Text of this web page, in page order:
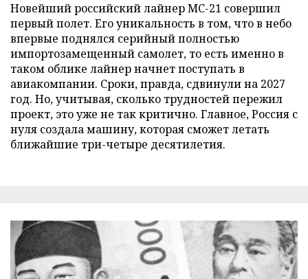
Новейший российский лайнер МС-21 совершил
первый полет. Его уникальность в том, что в небо
впервые поднялся серийный полностью
импортозамещенный самолет, то есть именно в
таком облике лайнер начнет поступать в
авиакомпании. Сроки, правда, сдвинули на 2027
год. Но, учитывая, сколько трудностей пережил
проект, это уже не так критично. Главное, Россия с
нуля создала машину, которая сможет летать
ближайшие три-четыре десятилетия.